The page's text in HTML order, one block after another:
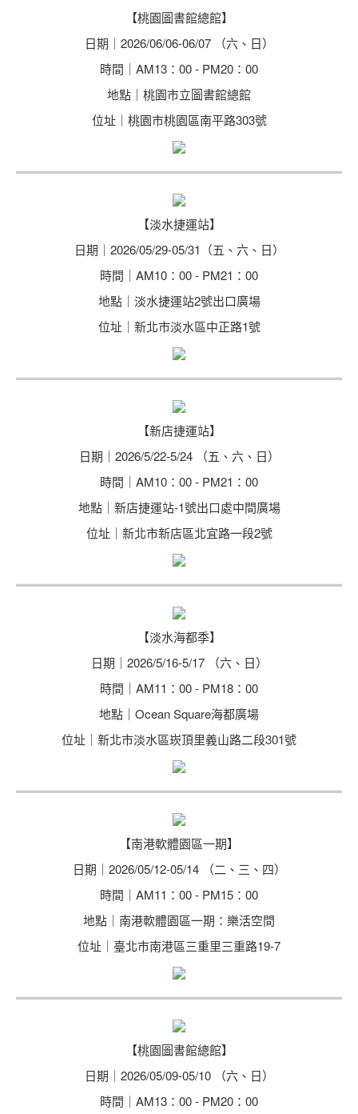
【桃園圖書館總館】
日期｜2026/06/06-06/07 （六、日）
時間｜AM13：00 - PM20：00
地點｜桃園市立圖書館總館
位址｜桃園市桃園區南平路303號
【淡水捷運站】
日期｜2026/05/29-05/31（五、六、日）
時間｜AM10：00 - PM21：00
地點｜淡水捷運站2號出口廣場
位址｜新北市淡水區中正路1號
【新店捷運站】
日期｜2026/5/22-5/24 （五、六、日）
時間｜AM10：00 - PM21：00
地點｜新店捷運站-1號出口處中間廣場
位址｜新北市新店區北宜路一段2號
【淡水海都季】
日期｜2026/5/16-5/17 （六、日）
時間｜AM11：00 - PM18：00
地點｜Ocean Square海都廣場
位址｜新北市淡水區崁頂里義山路二段301號
【南港軟體園區一期】
日期｜2026/05/12-05/14 （二、三、四）
時間｜AM11：00 - PM15：00
地點｜南港軟體園區一期：樂活空間
位址｜臺北市南港區三重里三重路19-7
【桃園圖書館總館】
日期｜2026/05/09-05/10 （六、日）
時間｜AM13：00 - PM20：00